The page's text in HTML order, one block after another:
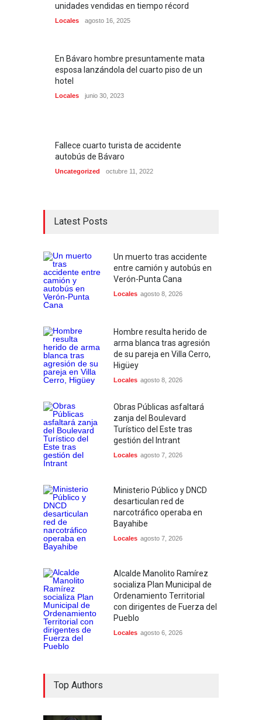
unidades vendidas en tiempo récord
Locales agosto 16, 2025
En Bávaro hombre presuntamente mata
esposa lanzándola del cuarto piso de un
hotel
Locales junio 30, 2023
Fallece cuarto turista de accidente
autobús de Bávaro
Uncategorized octubre 11, 2022
Latest Posts
Un muerto tras accidente
entre camión y autobús en
Verón-Punta Cana
Locales agosto 8, 2026
Hombre resulta herido de
arma blanca tras agresión
de su pareja en Villa Cerro,
Higüey
Locales agosto 8, 2026
Obras Públicas asfaltará
zanja del Boulevard
Turístico del Este tras
gestión del Intrant
Locales agosto 7, 2026
Ministerio Público y DNCD
desarticulan red de
narcotráfico operaba en
Bayahibe
Locales agosto 7, 2026
Alcalde Manolito Ramírez
socializa Plan Municipal de
Ordenamiento Territorial
con dirigentes de Fuerza del
Pueblo
Locales agosto 6, 2026
Top Authors